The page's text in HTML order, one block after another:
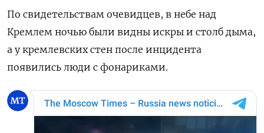
По свидетельствам очевидцев, в небе над
Кремлем ночью были видны искры и столб дыма,
а у кремлевских стен после инцидента
появились люди с фонариками.